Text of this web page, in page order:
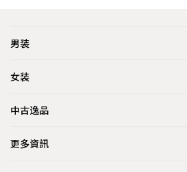
男装
女装
中古逸品
更多資訊